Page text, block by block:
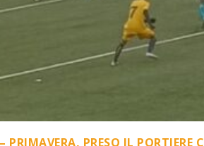
PRIMAVERA, PRESO IL PORTIERE